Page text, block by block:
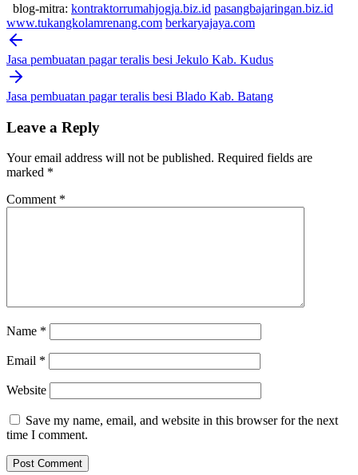
blog-mitra: kontraktorrumahjogja.biz.id pasangbajaringan.biz.id
www.tukangkolamrenang.com berkaryajaya.com
Post
navigation
Jasa pembuatan pagar teralis besi Jekulo Kab. Kudus
Jasa pembuatan pagar teralis besi Blado Kab. Batang
Leave a Reply
Your email address will not be published. Required fields are
marked *
Comment *
Name *
Email *
Website
Save my name, email, and website in this browser for the next
time I comment.